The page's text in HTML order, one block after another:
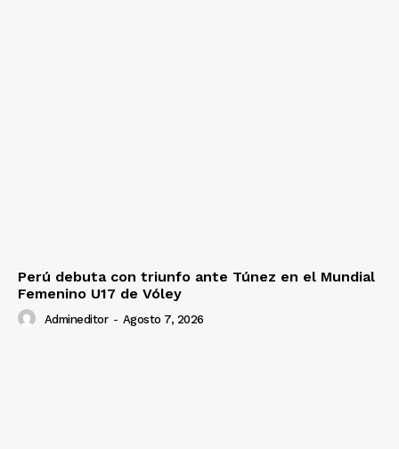
Perú debuta con triunfo ante Túnez en el Mundial
Femenino U17 de Vóley
Admineditor - Agosto 7, 2026